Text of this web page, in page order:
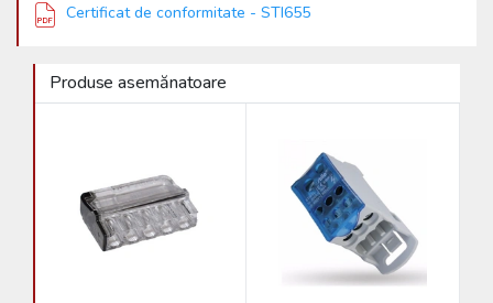
Certificat de conformitate - STI655
Produse asemănatoare